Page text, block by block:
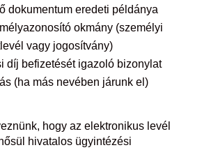
dokumentum eredeti példánya
okmány (személyi
vagy jogosítvány)
díj befizetését igazoló bizonylat
(ha más nevében járunk el)
hogy az elektronikus levél
hivatalos ügyintézési